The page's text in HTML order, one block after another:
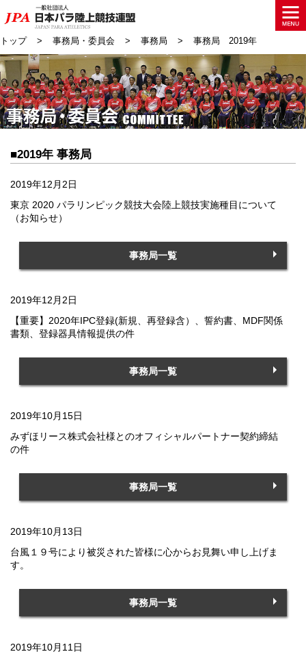
トップ 事務局・委員会 事務局 事務局 2019年
■2019年 事務局
2019年12月2日
東京 2020 パラリンピック競技大会陸上競技実施種目について
（お知らせ）
事務局一覧
2019年12月2日
【重要】2020年IPC登録(新規、再登録含）、誓約書、MDF関係
書類、登録器具情報提供の件
事務局一覧
2019年10月15日
みずほリース株式会社様とのオフィシャルパートナー契約締結
の件
事務局一覧
2019年10月13日
台風１９号により被災された皆様に心からお見舞い申し上げま
す。
事務局一覧
2019年10月11日